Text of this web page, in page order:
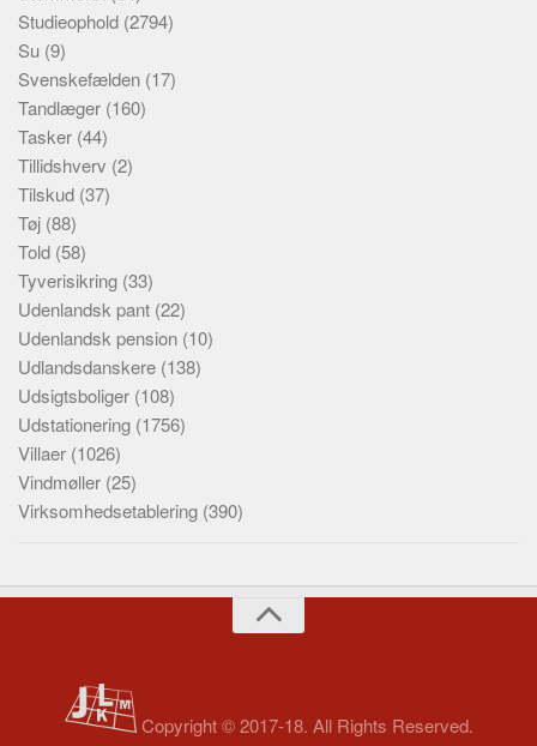
Studieophold (2794)
Su (9)
Svenskefælden (17)
Tandlæger (160)
Tasker (44)
Tillidshverv (2)
Tilskud (37)
Tøj (88)
Told (58)
Tyverisikring (33)
Udenlandsk pant (22)
Udenlandsk pension (10)
Udlandsdanskere (138)
Udsigtsboliger (108)
Udstationering (1756)
Villaer (1026)
Vindmøller (25)
Virksomhedsetablering (390)
Copyright © 2017-18. All Rights Reserved.